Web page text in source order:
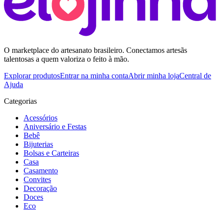
O marketplace do artesanato brasileiro. Conectamos artesãs
talentosas a quem valoriza o feito à mão.
Explorar produtosEntrar na minha contaAbrir minha lojaCentral de
Ajuda
Categorias
Acessórios
Aniversário e Festas
Bebê
Bijuterias
Bolsas e Carteiras
Casa
Casamento
Convites
Decoração
Doces
Eco